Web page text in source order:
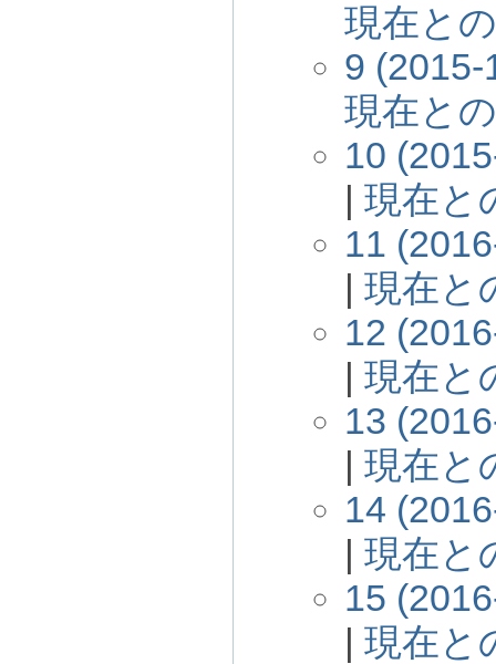
現在と
9 (2015-
現在と
10
| 現在と
11
| 現在と
12
| 現在と
13
| 現在と
14
| 現在と
15
| 現在と